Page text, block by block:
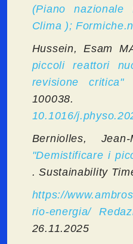
(Piano nazionale
Clima );
Hussein, Esam
piccoli reattori
revisione critica"
10.1016/
Berniolles, Jean-
"Demistificare i
. Sustainability
https://
rio-energia/
26.11.2025